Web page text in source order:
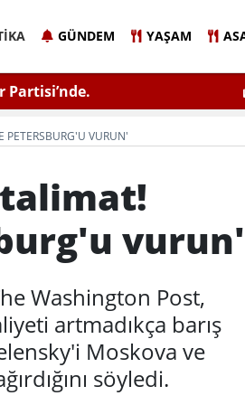
GÜNDEM YAŞAM
Partisi’nde.
ÇEVSADER
PETERSBURG'U VURUN'
vurun'
Washington Post,
artmadıkça barış
Moskova ve
söyledi.